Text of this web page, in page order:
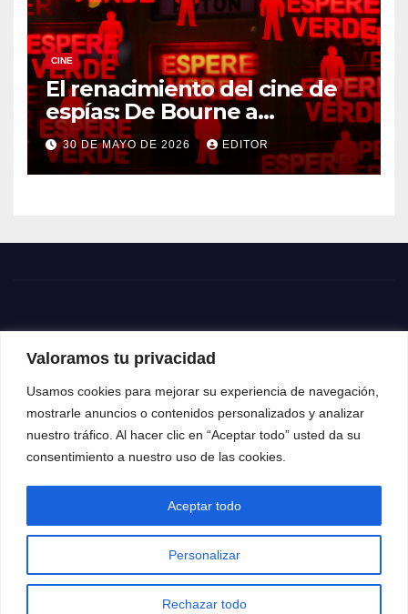
Valoramos tu privacidad
Usamos cookies para mejorar su experiencia de navegación,
mostrarle anuncios o contenidos personalizados y analizar
nuestro tráfico. Al hacer clic en “Aceptar todo” usted da su
consentimiento a nuestro uso de las cookies.
Personalizar
Rechazar todo
Aceptar todo
CINE
El renacimiento del cine de
espías: De Bourne a
Treadstone
30 DE MAYO DE 2026 EDITOR
Funciona gracias a WordPress|Tema: News Way por
Contacto Política de privacidad